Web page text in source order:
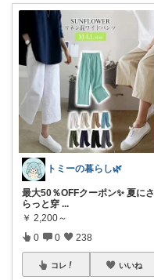
トミーの暮らし🌿
最大50％OFFクーポン✨ 夏にさ
らっと穿 ...
￥ 2,200～
0 0 238
コレ いいね